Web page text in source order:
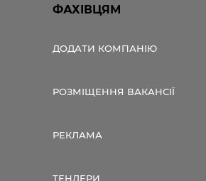
ФАХІВЦЯМ
ДОДАТИ КОМПАНІЮ
РОЗМІЩЕННЯ ВАКАНСІЇ
РЕКЛАМА
ТЕНДЕРИ